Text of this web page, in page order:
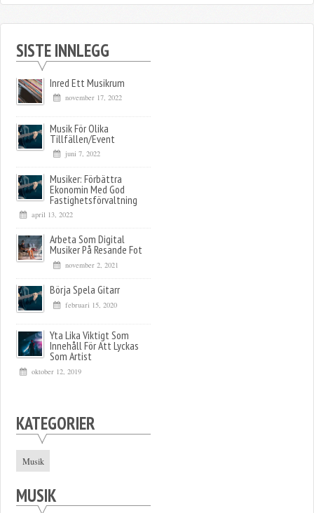
SISTE INNLEGG
Inred Ett Musikrum
november 17, 2022
Musik För Olika
Tillfällen/event
juni 7, 2022
Musiker: Förbättra
Ekonomin Med God
Fastighetsförvaltning
april 13, 2022
Arbeta Som Digital
Musiker På Resande Fot
november 2, 2021
Börja Spela Gitarr
februari 15, 2020
Yta Lika Viktigt Som
Innehåll För Att Lyckas
Som Artist
oktober 12, 2019
KATEGORIER
Musik
MUSIK